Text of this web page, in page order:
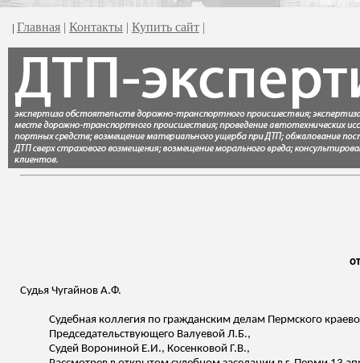
| Главная | Контакты | Купить сайт |
Судья Чугайнов А.Ф.
Судебная коллегия по гражданским делам Пермского
Председательствующего Валуевой Л.Б.,
Судей Ворониной Е.И., Косенковой Г.В.,